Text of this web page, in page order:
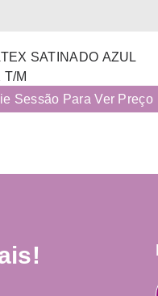
SATINADO AZUL
T/M
Sessão Para Ver Preço